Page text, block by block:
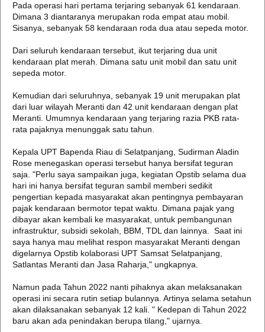
Pada operasi hari pertama terjaring sebanyak 61 kendaraan.
Dimana 3 diantaranya merupakan roda empat atau mobil.
Sisanya, sebanyak 58 kendaraan roda dua atau sepeda motor.
Dari seluruh kendaraan tersebut, ikut terjaring dua unit
kendaraan plat merah. Dimana satu unit mobil dan satu unit
sepeda motor.
Kemudian dari seluruhnya, sebanyak 19 unit merupakan plat
dari luar wilayah Meranti dan 42 unit kendaraan dengan plat
Meranti. Umumnya kendaraan yang terjaring razia PKB rata-
rata pajaknya menunggak satu tahun.
Kepala UPT Bapenda Riau di Selatpanjang, Sudirman Aladin
Rose menegaskan operasi tersebut hanya bersifat teguran
saja. "Perlu saya sampaikan juga, kegiatan Opstib selama dua
hari ini hanya bersifat teguran sambil memberi sedikit
pengertian kepada masyarakat akan pentingnya pembayaran
pajak kendaraan bermotor tepat waktu. Dimana pajak yang
dibayar akan kembali ke masyarakat, untuk pembangunan
infrastruktur, subsidi sekolah, BBM, TDL dan lainnya. Saat ini
saya hanya mau melihat respon masyarakat Meranti dengan
digelarnya Opstib kolaborasi UPT Samsat Selatpanjang,
Satlantas Meranti dan Jasa Raharja," ungkapnya.
Namun pada Tahun 2022 nanti pihaknya akan melaksanakan
operasi ini secara rutin setiap bulannya. Artinya selama setahun
akan dilaksanakan sebanyak 12 kali. " Kedepan di Tahun 2022
baru akan ada penindakan berupa tilang," ujarnya.